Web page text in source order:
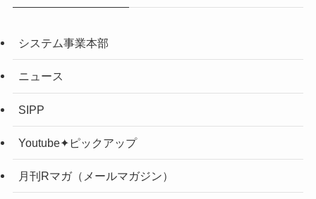
システム事業本部
ニュース
SIPP
Youtube✦ピックアップ
月刊Rマガ（メールマガジン）